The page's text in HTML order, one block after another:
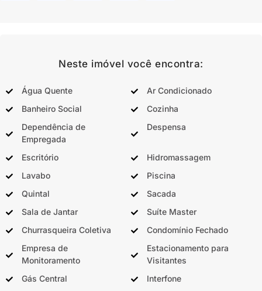
Neste imóvel você encontra:
Água Quente
Ar Condicionado
Banheiro Social
Cozinha
Dependência de
Empregada
Despensa
Escritório
Hidromassagem
Lavabo
Piscina
Quintal
Sacada
Sala de Jantar
Suíte Master
Churrasqueira Coletiva
Condomínio Fechado
Empresa de
Monitoramento
Estacionamento para
Visitantes
Gás Central
Interfone